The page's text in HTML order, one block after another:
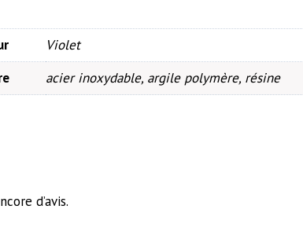
Violet
acier inoxydable, argile polymère, résine
d’avis.